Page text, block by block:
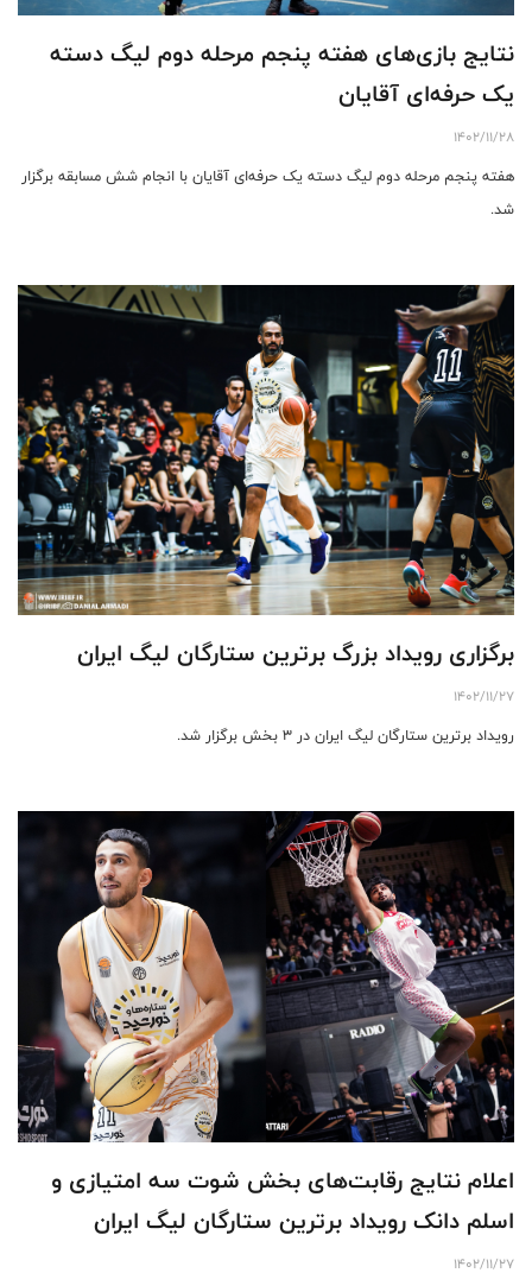
نتایج بازی‌های هفته پنجم مرحله دوم لیگ دسته
یک حرفه‌ای آقایان
1402/11/28
هفته پنجم مرحله دوم لیگ دسته یک حرفه‌ای آقایان با انجام شش مسابقه برگزار
شد.
برگزاری رویداد بزرگ برترین ستارگان لیگ ایران
1402/11/27
رویداد برترین ستارگان لیگ ایران در ۳ بخش برگزار شد.
اعلام نتایج رقابت‌های بخش شوت سه امتیازی و
اسلم دانک رویداد برترین ستارگان لیگ ایران
1402/11/27